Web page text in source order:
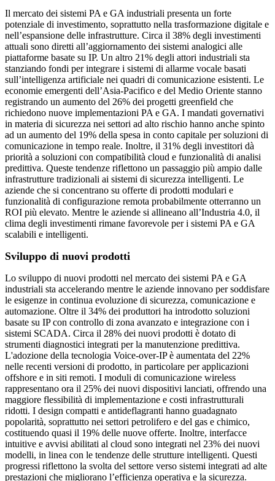
Il mercato dei sistemi PA e GA industriali presenta un forte
potenziale di investimento, soprattutto nella trasformazione digitale e
nell’espansione delle infrastrutture. Circa il 38% degli investimenti
attuali sono diretti all’aggiornamento dei sistemi analogici alle
piattaforme basate su IP. Un altro 21% degli attori industriali sta
stanziando fondi per integrare i sistemi di allarme vocale basati
sull’intelligenza artificiale nei quadri di comunicazione esistenti. Le
economie emergenti dell’Asia-Pacifico e del Medio Oriente stanno
registrando un aumento del 26% dei progetti greenfield che
richiedono nuove implementazioni PA e GA. I mandati governativi
in ​​materia di sicurezza nei settori ad alto rischio hanno anche spinto
ad un aumento del 19% della spesa in conto capitale per soluzioni di
comunicazione in tempo reale. Inoltre, il 31% degli investitori dà
priorità a soluzioni con compatibilità cloud e funzionalità di analisi
predittiva. Queste tendenze riflettono un passaggio più ampio dalle
infrastrutture tradizionali ai sistemi di sicurezza intelligenti. Le
aziende che si concentrano su offerte di prodotti modulari e
funzionalità di configurazione remota probabilmente otterranno un
ROI più elevato. Mentre le aziende si allineano all’Industria 4.0, il
clima degli investimenti rimane favorevole per i sistemi PA e GA
scalabili e intelligenti.
Sviluppo di nuovi prodotti
Lo sviluppo di nuovi prodotti nel mercato dei sistemi PA e GA
industriali sta accelerando mentre le aziende innovano per soddisfare
le esigenze in continua evoluzione di sicurezza, comunicazione e
automazione. Oltre il 34% dei produttori ha introdotto soluzioni
basate su IP con controllo di zona avanzato e integrazione con i
sistemi SCADA. Circa il 28% dei nuovi prodotti è dotato di
strumenti diagnostici integrati per la manutenzione predittiva.
L'adozione della tecnologia Voice-over-IP è aumentata del 22%
nelle recenti versioni di prodotto, in particolare per applicazioni
offshore e in siti remoti. I moduli di comunicazione wireless
rappresentano ora il 25% dei nuovi dispositivi lanciati, offrendo una
maggiore flessibilità di implementazione e costi infrastrutturali
ridotti. I design compatti e antideflagranti hanno guadagnato
popolarità, soprattutto nei settori petrolifero e del gas e chimico,
costituendo quasi il 19% delle nuove offerte. Inoltre, interfacce
intuitive e avvisi abilitati al cloud sono integrati nel 23% dei nuovi
modelli, in linea con le tendenze delle strutture intelligenti. Questi
progressi riflettono la svolta del settore verso sistemi integrati ad alte
prestazioni che migliorano l’efficienza operativa e la sicurezza.